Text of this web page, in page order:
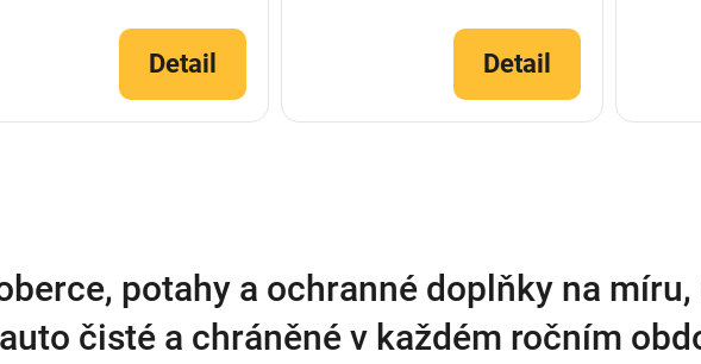
Detail Detail
a
c
í
p
potahy a ochranné doplňky na
čisté a chráněné v každém ročním